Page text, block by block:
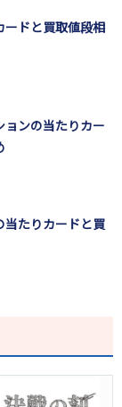
ードと買取値段相
ョンの当たりカー
当たりカードと買